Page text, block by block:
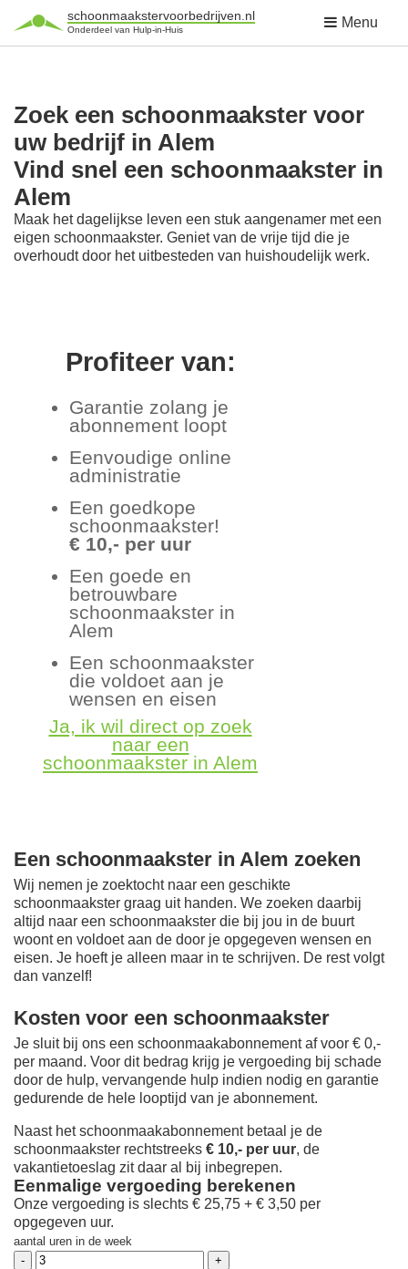
schoonmaakstervoorbedrijven.nl
Onderdeel van Hulp-in-Huis Menu
Zoek een schoonmaakster voor
uw bedrijf in Alem
Vind snel een schoonmaakster in
Alem
Maak het dagelijkse leven een stuk aangenamer met een
eigen schoonmaakster. Geniet van de vrije tijd die je
overhoudt door het uitbesteden van huishoudelijk werk.
Profiteer van:
Garantie zolang je
abonnement loopt
Eenvoudige online
administratie
Een goedkope
schoonmaakster!
€ 10,- per uur
Een goede en
betrouwbare
schoonmaakster in
Alem
Een schoonmaakster
die voldoet aan je
wensen en eisen
Ja, ik wil direct op zoek
naar een
schoonmaakster in Alem
Een schoonmaakster in Alem zoeken
Wij nemen je zoektocht naar een geschikte
schoonmaakster graag uit handen. We zoeken daarbij
altijd naar een schoonmaakster die bij jou in de buurt
woont en voldoet aan de door je opgegeven wensen en
eisen. Je hoeft je alleen maar in te schrijven. De rest volgt
dan vanzelf!
Kosten voor een schoonmaakster
Je sluit bij ons een schoonmaakabonnement af voor € 0,-
per maand. Voor dit bedrag krijg je vergoeding bij schade
door de hulp, vervangende hulp indien nodig en garantie
gedurende de hele looptijd van je abonnement.
Naast het schoonmaakabonnement betaal je de
schoonmaakster rechtstreeks € 10,- per uur, de
vakantietoeslag zit daar al bij inbegrepen.
Eenmalige vergoeding berekenen
Onze vergoeding is slechts € 25,75 + € 3,50 per
opgegeven uur.
aantal uren in de week